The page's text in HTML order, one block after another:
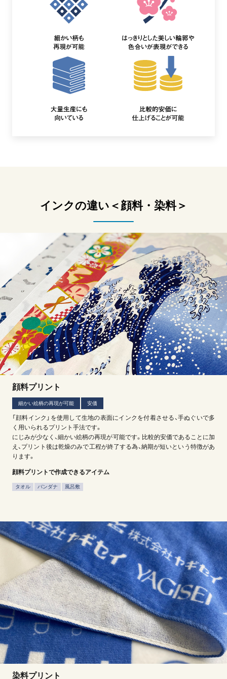
インクの違い＜顔料・染料＞
顔料プリント
細かい絵柄の再現が可能 安価
「顔料インク」を使用して生地の表面にインクを付着させる、手ぬぐいで多
く用いられるプリント手法です。
にじみが少なく、細かい絵柄の再現が可能です。比較的安価であることに加
え、プリント後は乾燥のみで工程が終了する為、納期が短いという特徴があ
ります。
顔料プリントで作成できるアイテム
タオル バンダナ 風呂敷
染料プリント